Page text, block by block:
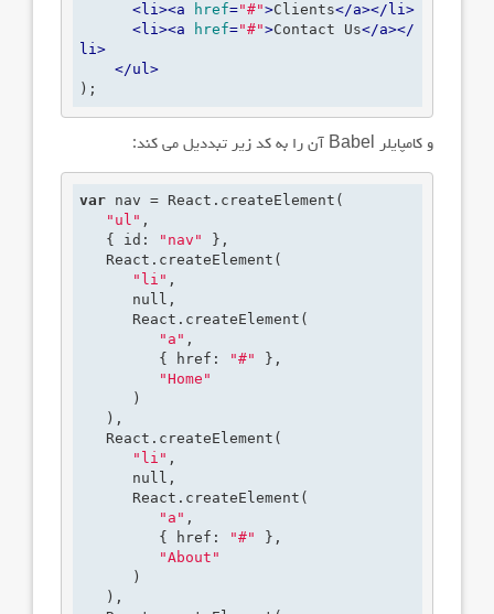
<li><a href="#">Clients</a></ li>
<li><a href="#">Contact Us</a></
li>
</ul>
);
و کامپایلر Babel آن را به کد زیر تبددیل می کند:
var nav = React.createElement(
"ul" ,
   { id:
"nav"
},
"li" ,
null ,
"a" ,
         { href:
"#"
},
"Home"
"li" ,
null ,
"a" ,
         { href:
"#"
},
"About"